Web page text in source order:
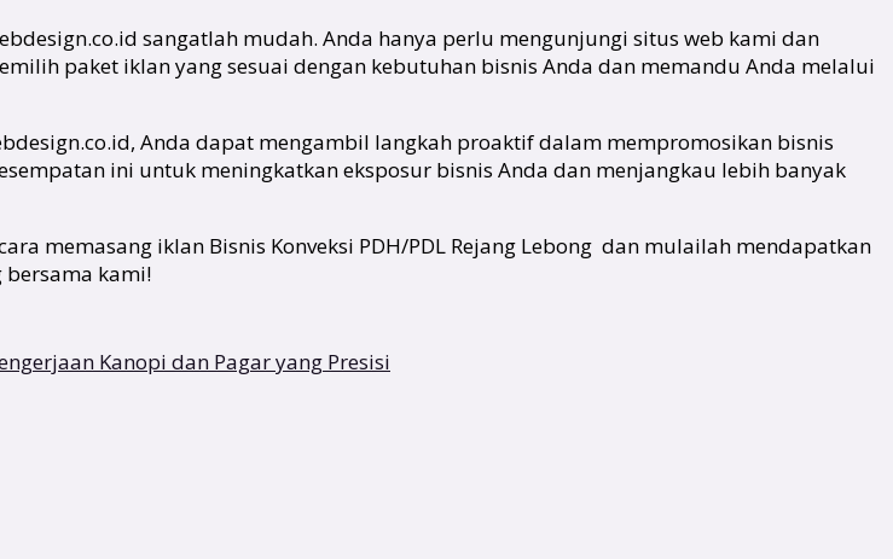
sangatlah mudah. Anda hanya perlu mengunjungi situs web kami dan
paket iklan yang sesuai dengan kebutuhan bisnis Anda dan memandu Anda melalui
Anda dapat mengambil langkah proaktif dalam mempromosikan bisnis
ini untuk meningkatkan eksposur bisnis Anda dan menjangkau lebih banyak
memasang iklan Bisnis Konveksi PDH/PDL Rejang Lebong dan mulailah mendapatkan
kami!